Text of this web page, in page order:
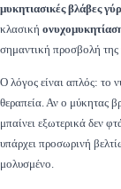
μυκητιασικές βλάβες
κλασική
σημαντική προσβολή
Ο λόγος είναι απλός: το
θεραπεία. Αν ο μύκητας
μπαίνει εξωτερικά δεν
υπάρχει προσωρινή
μολυσμένο.